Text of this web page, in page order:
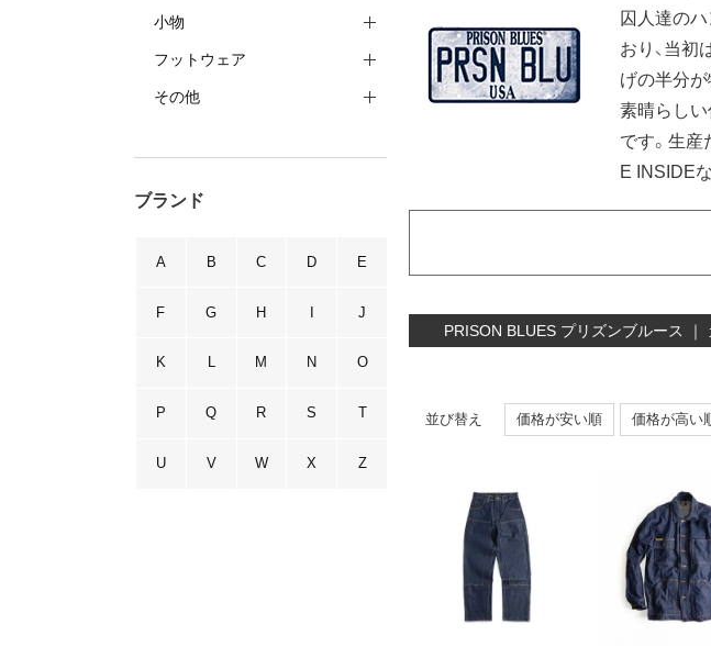
小物
フットウェア
その他
ブランド
A B C D E
F G H I J
K L M N O
P Q R S T
U V W X Z
囚人達のハ
おり、当初
げの半分
素晴らしい
です。生産
E INSIDE
PRISON BLUES プリズンブルース
並び替え 価格が安い順 価格が高い